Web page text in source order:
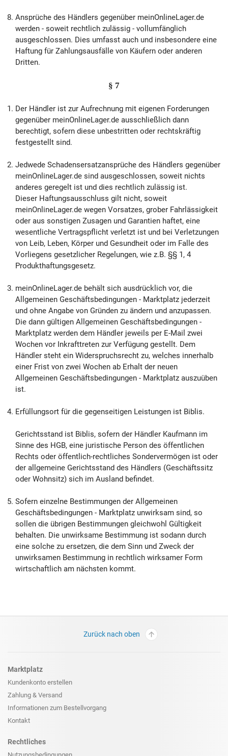
Ansprüche des Händlers gegenüber meinOnlineLager.de
werden - soweit rechtlich zulässig - vollumfänglich
ausgeschlossen. Dies umfasst auch und insbesondere eine
Haftung für Zahlungsausfälle von Käufern oder anderen
Dritten.
§ 7
Der Händler ist zur Aufrechnung mit eigenen Forderungen
gegenüber meinOnlineLager.de ausschließlich dann
berechtigt, sofern diese unbestritten oder rechtskräftig
festgestellt sind.
Jedwede Schadensersatzansprüche des Händlers gegenüber
meinOnlineLager.de sind ausgeschlossen, soweit nichts
anderes geregelt ist und dies rechtlich zulässig ist.
Dieser Haftungsausschluss gilt nicht, soweit
meinOnlineLager.de wegen Vorsatzes, grober Fahrlässigkeit
oder aus sonstigen Zusagen und Garantien haftet, eine
wesentliche Vertragspflicht verletzt ist und bei Verletzungen
von Leib, Leben, Körper und Gesundheit oder im Falle des
Vorliegens gesetzlicher Regelungen, wie z.B. §§ 1, 4
Produkthaftungsgesetz.
meinOnlineLager.de behält sich ausdrücklich vor, die
Allgemeinen Geschäftsbedingungen - Marktplatz jederzeit
und ohne Angabe von Gründen zu ändern und anzupassen.
Die dann gültigen Allgemeinen Geschäftsbedingungen -
Marktplatz werden dem Händler jeweils per E-Mail zwei
Wochen vor Inkrafttreten zur Verfügung gestellt. Dem
Händler steht ein Widerspruchsrecht zu, welches innerhalb
einer Frist von zwei Wochen ab Erhalt der neuen
Allgemeinen Geschäftsbedingungen - Marktplatz auszuüben
ist.
Erfüllungsort für die gegenseitigen Leistungen ist Biblis.
Gerichtsstand ist Biblis, sofern der Händler Kaufmann im
Sinne des HGB, eine juristische Person des öffentlichen
Rechts oder öffentlich-rechtliches Sondervermögen ist oder
der allgemeine Gerichtsstand des Händlers (Geschäftssitz
oder Wohnsitz) sich im Ausland befindet.
Sofern einzelne Bestimmungen der Allgemeinen
Geschäftsbedingungen - Marktplatz unwirksam sind, so
sollen die übrigen Bestimmungen gleichwohl Gültigkeit
behalten. Die unwirksame Bestimmung ist sodann durch
eine solche zu ersetzen, die dem Sinn und Zweck der
unwirksamen Bestimmung in rechtlich wirksamer Form
wirtschaftlich am nächsten kommt.
Zurück nach oben
Marktplatz
Kundenkonto erstellen
Zahlung & Versand
Informationen zum Bestellvorgang
Kontakt
Rechtliches